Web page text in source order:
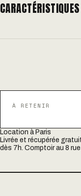
À RETENIR
Location à Paris
Livrée et récupérée
dès 7h. Comptoir au 8